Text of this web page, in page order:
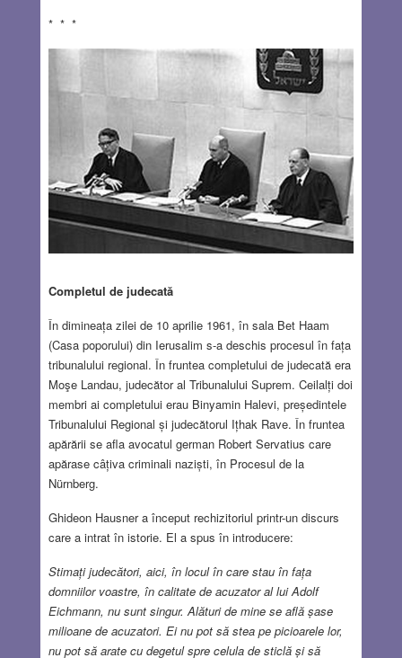
* * *
Completul de judecată
În dimineața zilei de 10 aprilie 1961, în sala Bet Haam
(Casa poporului) din Ierusalim s-a deschis procesul în fața
tribunalului regional. În fruntea completului de judecată era
Moşe Landau, judecător al Tribunalului Suprem. Ceilalți doi
membri ai completului erau Binyamin Halevi, președintele
Tribunalului Regional și judecătorul Ițhak Rave. În fruntea
apărării se afla avocatul german Robert Servatius care
apărase câțiva criminali naziști, în Procesul de la
Nürnberg.
Ghideon Hausner a început rechizitoriul printr-un discurs
care a intrat în istorie. El a spus în introducere:
Stimați judecători, aici, în locul în care stau în fața
domniilor voastre, în calitate de acuzator al lui Adolf
Eichmann, nu sunt singur. Alături de mine se află șase
milioane de acuzatori. Ei nu pot să stea pe picioarele lor,
nu pot să arate cu degetul spre celula de sticlă și să